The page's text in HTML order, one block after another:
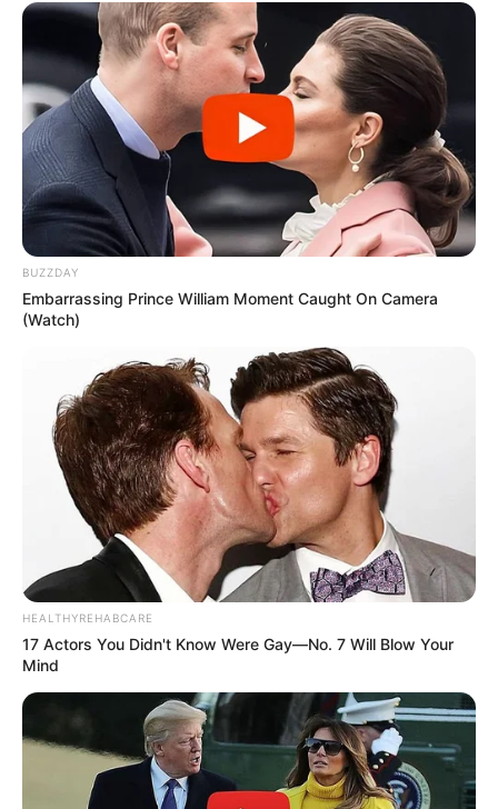
sala!
Essas dicas para a decoração de sala foram
criadas pela equipeViva Decora.
Veja também:
Almofada de Crochê: Passo a Passo + 38 Fotos
Como FazerAlmofada de Retalho + 5 Ideias Fáceis
de Fazer
BUZZDAY
Embarrassing Prince William Moment Caught On Camera
(Watch)
HEALTHYREHABCARE
17 Actors You Didn't Know Were Gay—No. 7 Will Blow Your
Mind